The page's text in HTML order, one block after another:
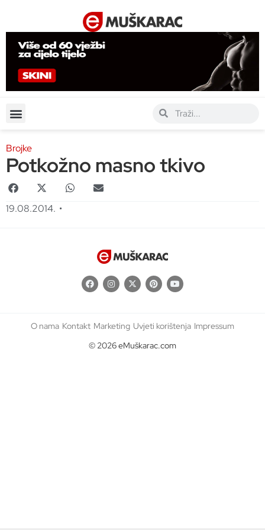
Brojke
Potkožno masno tkivo
19.08.2014. •
O nama Kontakt Marketing Uvjeti korištenja Impressum
© 2026 eMuškarac.com